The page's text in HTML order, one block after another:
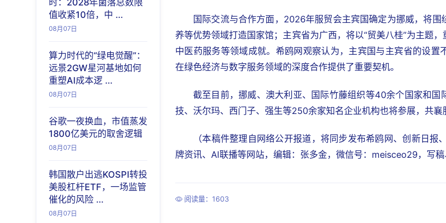
时：2028年菌落总数限
值收紧10倍，中 ...
08月07日
算力时代的“绿电觉醒”：
远景2GW星河基地如何
重塑AI成本逻 ...
08月07日
谷歌一夜换血，市值蒸发
1800亿美元的取舍逻辑
08月07日
韩国散户出逃KOSPI转投
美股杠杆ETF，一场监管
催化的风险 ...
08月07日
国际交流与合作方面，2026年服贸会主宾国确定为挪威，将
养等优势领域打造国家馆；主宾省为广西，将以“贸美八桂”为主题
中医药服务等领域成就。希鸥网观察认为，主宾国与主宾省的设置
在绿色经济与数字服务领域的深度合作提供了重要契机。
截至目前，挪威、澳大利亚、国际竹藤组织等40余个国家和
技、沃尔玛、西门子、强生等250余家知名企业机构也将参展，共襄
（本稿件整理自网络公开报道，将同步发布希鸥网、创新日
牌资讯、AI联播等网站，编辑：张多金，微信号：meisceo29，写
阅读量：1603